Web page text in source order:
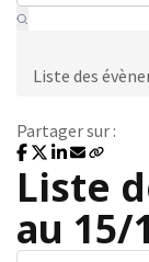
Liste des
Partager sur :
Liste
au 15/